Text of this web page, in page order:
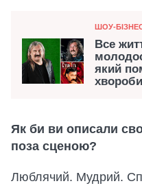
Категорія
ШОУ-
Все
який
хвороби
Як би ви описали
поза сценою?
Люблячий. Мудрий.